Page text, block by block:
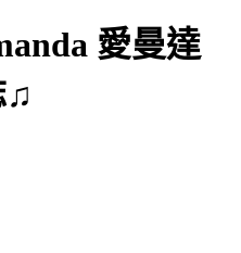
愛曼達
♫